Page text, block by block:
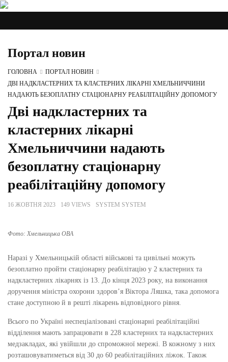
Портал новин
ГОЛОВНА
ПОРТАЛ НОВИН
ДВІ НАДКЛАСТЕРНИХ ТА КЛАСТЕРНИХ ЛІКАРНІ ХМЕЛЬНИЧЧИНИ
НАДАЮТЬ БЕЗОПЛАТНУ СТАЦІОНАРНУ РЕАБІЛІТАЦІЙНУ ДОПОМОГУ
Дві надкластерних та
кластерних лікарні
Хмельниччини надають
безоплатну стаціонарну
реабілітаційну допомогу
16 ЖОВТНЯ 2023 149 VIEWS SYSTEM SYSTEM
Фото: Хмельницька ОВА
Наразі у Хмельницькій області військові та цивільні можуть
безоплатно пройти стаціонарну реабілітацію у 2 кластерних та
надкластерних лікарнях із 13. До кінця 2023 року, на виконання
доручення міністра охорони здоров’я Віктора Ляшка, така допомога
стане доступною й в решті лікарень відповідного рівня.
Всього по Україні неспеціалізовані стаціонарні реабілітаційні
відділення мають запрацювати в 228 кластерних та надкластерних
медзакладах, які увійшли до спроможної мережі. В кожному з них
розташовуватиметься від 30 до 60 реабілітаційних ліжок. Також